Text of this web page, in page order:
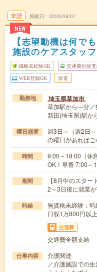
未読
NEW
掲載日 2026/08/07
【志望動機は何で
施設のケアスタッフ
職種未経験OK 交通費別途支
WEB登録OK 派遣
勤務地 埼玉県草加市
草加駅から---分
新田(埼玉県)駅か
曜日頻度
週3日～（週2日
の曜日があればご
時間
9:00～18:00（休
OK！早番 7:00～
期間
【8月中のスタ
2～3日後に就業が
時給
無資格未経験：
日収1万800円以上
交通費
交通費全額支給
仕事内容
介護関連
／介護施設での